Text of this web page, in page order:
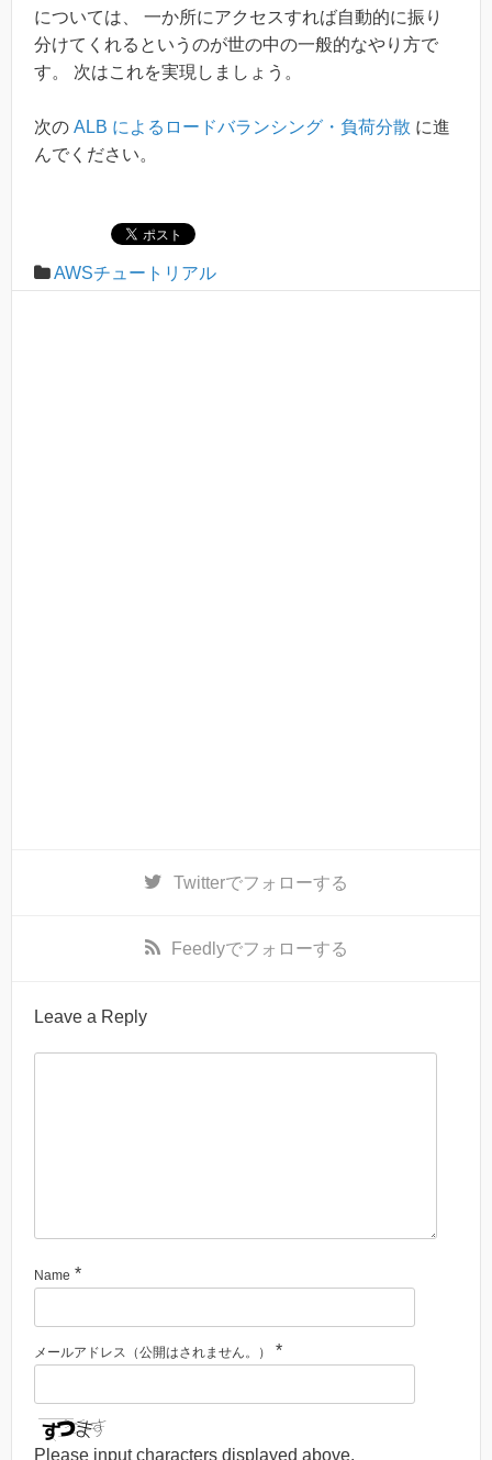
については、 一か所にアクセスすれば自動的に振り
分けてくれるというのが世の中の一般的なやり方で
す。 次はこれを実現しましょう。
次の ALB によるロードバランシング・負荷分散 に進
んでください。
AWSチュートリアル
Twitterでフォローする
Feedlyでフォローする
Leave a Reply
Name *
メールアドレス（公開はされません。） *
Please input characters displayed above.